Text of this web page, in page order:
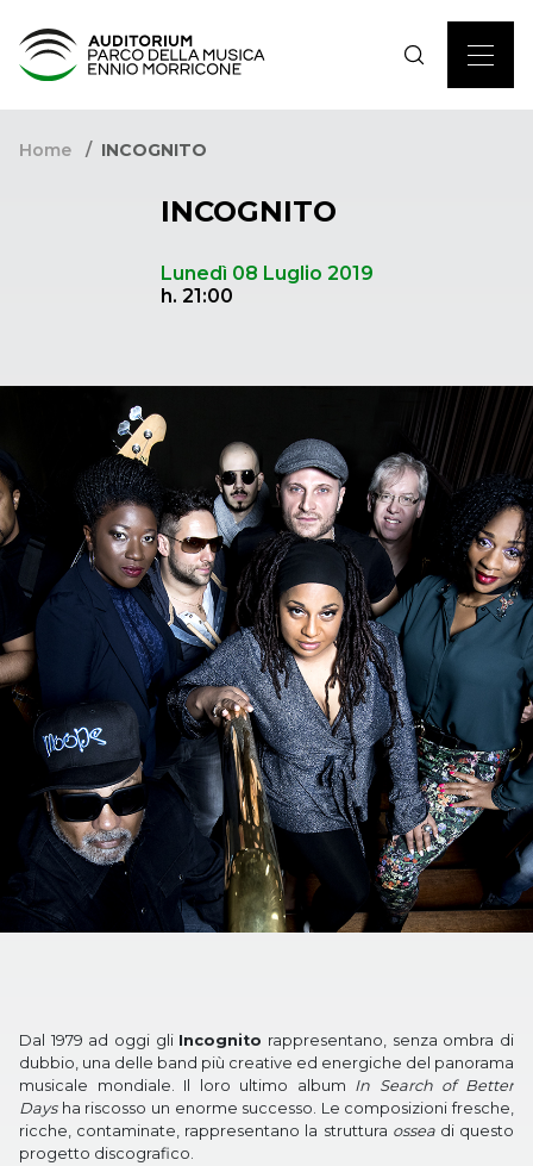
Home INCOGNITO
INCOGNITO
Lunedì 08 Luglio 2019
h. 21:00
Dal 1979 ad oggi gli Incognito rappresentano, senza ombra di
dubbio, una delle band più creative ed energiche del panorama
musicale mondiale. Il loro ultimo album In Search of Better
Daysha riscosso un enorme successo. Le composizioni fresche,
ricche, contaminate, rappresentano la struttura osseadi questo
progetto discografico.